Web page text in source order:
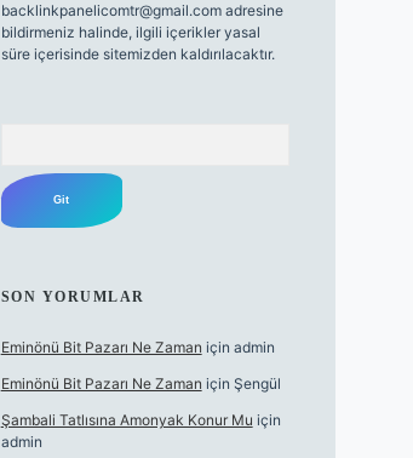
backlinkpanelicomtr@gmail.comadresine
bildirmeniz halinde, ilgili içerikler yasal
süre içerisinde sitemizden kaldırılacaktır.
SON YORUMLAR
Eminönü Bit Pazarı Ne Zaman için admin
Eminönü Bit Pazarı Ne Zaman için Şengül
Şambali Tatlısına Amonyak Konur Mu için
admin